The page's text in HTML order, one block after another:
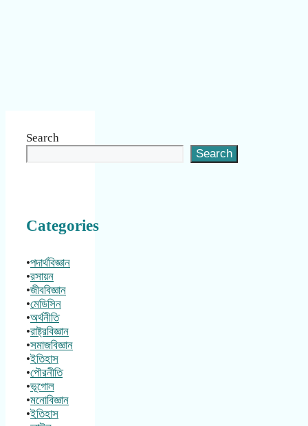
Search
Search
Categories
•পদার্থবিজ্ঞান
•রসায়ন
•জীববিজ্ঞান
•মেডিসিন
•অর্থনীতি
•রাষ্ট্রবিজ্ঞান
•সমাজবিজ্ঞান
•ইতিহাস
•পৌরনীতি
•ভূগোল
•মনোবিজ্ঞান
•ইতিহাস